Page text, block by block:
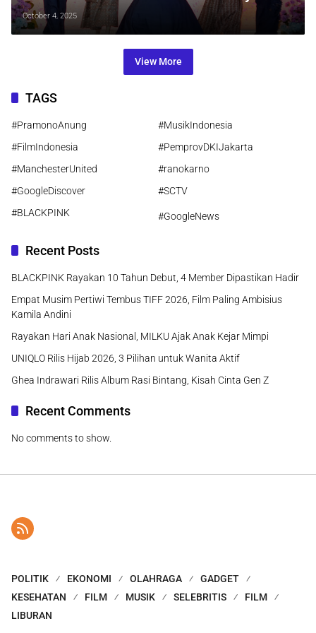
Rafael di Journey in Elysium
October 4, 2025
View More
TAGS
#PramonoAnung
#MusikIndonesia
#FilmIndonesia
#PemprovDKIJakarta
#ManchesterUnited
#ranokarno
#GoogleDiscover
#SCTV
#BLACKPINK
#GoogleNews
Recent Posts
BLACKPINK Rayakan 10 Tahun Debut, 4 Member Dipastikan Hadir
Empat Musim Pertiwi Tembus TIFF 2026, Film Paling Ambisius
Kamila Andini
Rayakan Hari Anak Nasional, MILKU Ajak Anak Kejar Mimpi
UNIQLO Rilis Hijab 2026, 3 Pilihan untuk Wanita Aktif
Ghea Indrawari Rilis Album Rasi Bintang, Kisah Cinta Gen Z
Recent Comments
No comments to show.
POLITIK EKONOMI OLAHRAGA
GADGET
KESEHATAN
FILM MUSIK SELEBRITIS
FILM
LIBURAN